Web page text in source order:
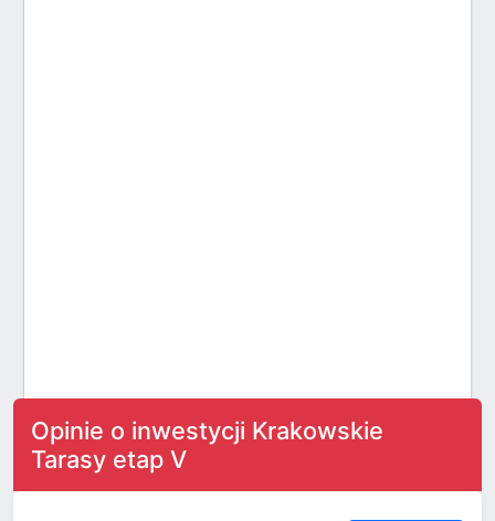
Opinie o inwestycji Krakowskie
Tarasy etap V